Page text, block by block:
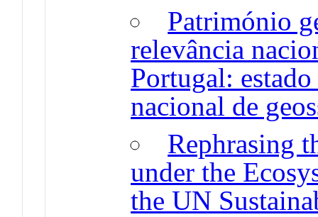
Património
relevância
Portugal:
nacional de
Rephrasing
under the
the UN